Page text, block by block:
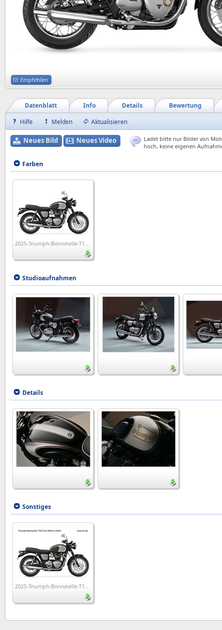
Empfehlen
Bewertung
Details
Info
Datenblatt
Hilfe
Melden Aktualisieren
Neues Bild Neues Video
Ladet bitte nur Bilder von
hoch, keine eigenen
Farben
2025-Triumph-Bonneville-T120-Icon-Edition
Studioaufnahmen
Details
Sonstiges
2025-Triumph-Bonneville-T120-Icon-Edition_wp1